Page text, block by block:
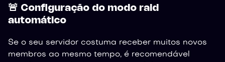
🚨 Configuração do modo raid
automático
Se o seu servidor costuma receber muitos novos
membros ao mesmo tempo, é recomendável